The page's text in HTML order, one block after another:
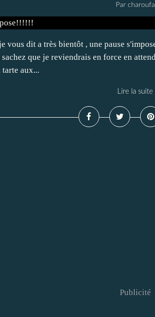
Par charoufa
vous dit a très bientôt , une pause
sachez que je reviendrais en force en
aux...
Lire la suite
Publicité